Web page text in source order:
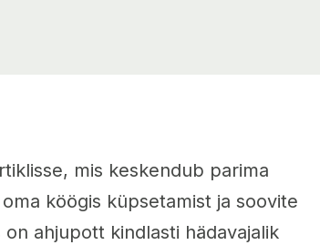
mis keskendub parima
köögis küpsetamist ja soovite
ahjupott kindlasti hädavajalik